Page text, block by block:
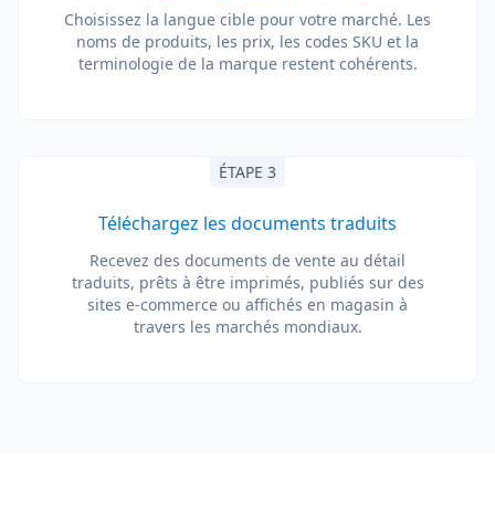
Choisissez la langue cible pour votre marché. Les
noms de produits, les prix, les codes SKU et la
terminologie de la marque restent cohérents.
ÉTAPE 3
Téléchargez les documents traduits
Recevez des documents de vente au détail
traduits, prêts à être imprimés, publiés sur des
sites e-commerce ou affichés en magasin à
travers les marchés mondiaux.